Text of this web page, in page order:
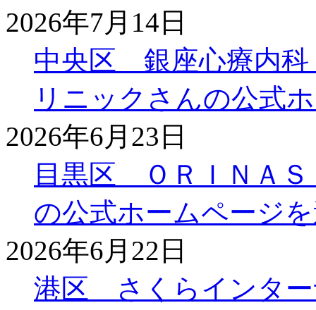
2026年7月14日
中央区 銀座心療内科
リニックさんの公式
2026年6月23日
目黒区 ＯＲＩＮＡ
の公式ホームページ
2026年6月22日
港区 さくらインター